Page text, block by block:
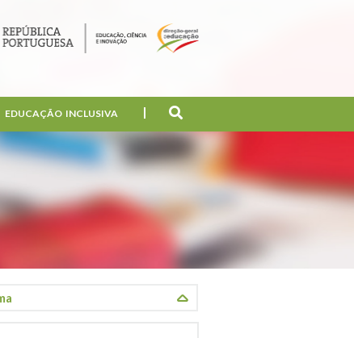
EDUCAÇÃO INCLUSIVA